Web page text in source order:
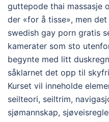
guttepode thai massasje
der «for å tisse», men
swedish gay porn gratis
kamerater som sto
begynte med litt
såklarnet det opp til
Kurset vil inneholde
seilteori, seiltrim,
sjømannskap,